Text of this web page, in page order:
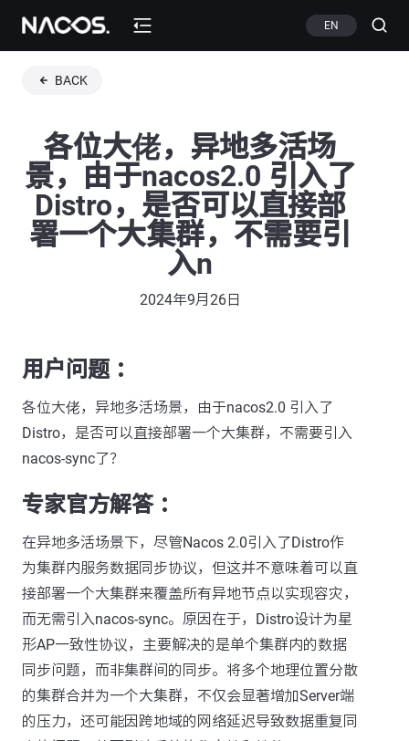
EN
BACK
各位大佬，异地多活场
景，由于nacos2.0 引入了
Distro，是否可以直接部
署一个大集群，不需要引
入n
2024年9月26日
用户问题 ：
各位大佬，异地多活场景，由于nacos2.0 引入了
Distro，是否可以直接部署一个大集群，不需要引入
nacos-sync了？
专家官方解答 ：
在异地多活场景下，尽管Nacos 2.0引入了Distro作
为集群内服务数据同步协议，但这并不意味着可以直
接部署一个大集群来覆盖所有异地节点以实现容灾，
而无需引入nacos-sync。原因在于，Distro设计为星
形AP一致性协议，主要解决的是单个集群内的数据
同步问题，而非集群间的同步。将多个地理位置分散
的集群合并为一个大集群，不仅会显著增加Server端
的压力，还可能因跨地域的网络延迟导致数据重复同